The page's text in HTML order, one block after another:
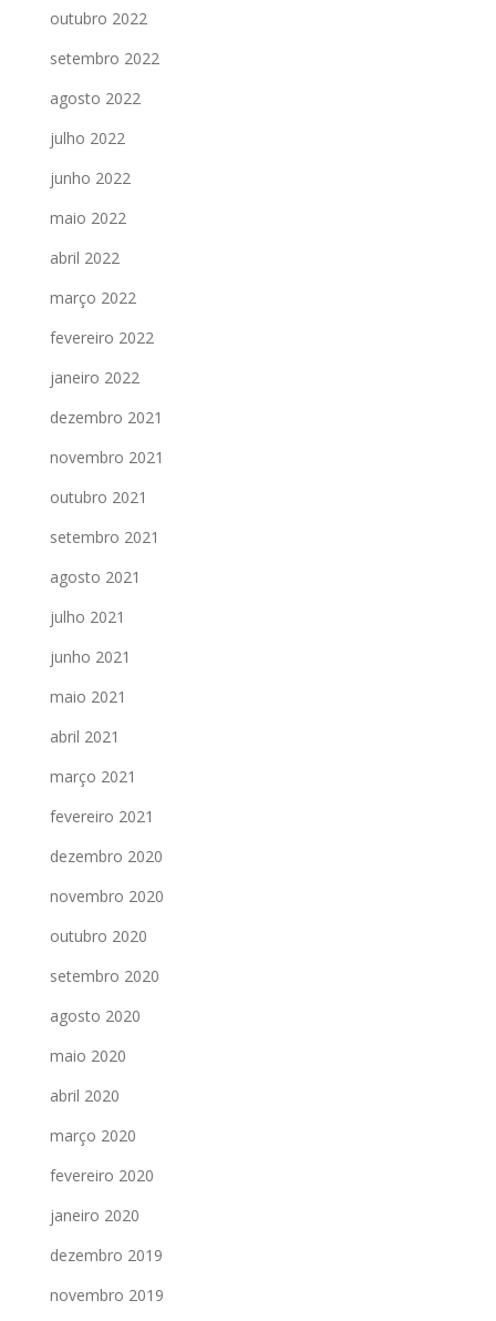
outubro 2022
setembro 2022
agosto 2022
julho 2022
junho 2022
maio 2022
abril 2022
março 2022
fevereiro 2022
janeiro 2022
dezembro 2021
novembro 2021
outubro 2021
setembro 2021
agosto 2021
julho 2021
junho 2021
maio 2021
abril 2021
março 2021
fevereiro 2021
dezembro 2020
novembro 2020
outubro 2020
setembro 2020
agosto 2020
maio 2020
abril 2020
março 2020
fevereiro 2020
janeiro 2020
dezembro 2019
novembro 2019